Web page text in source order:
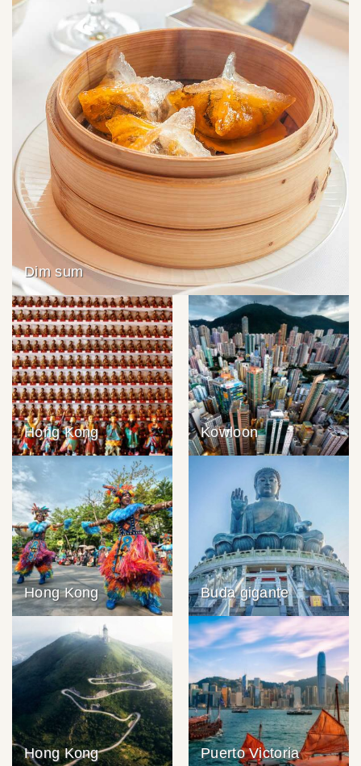
Dim sum
Hong Kong Kowloon
Hong Kong Buda gigante
Hong Kong Puerto Victoria